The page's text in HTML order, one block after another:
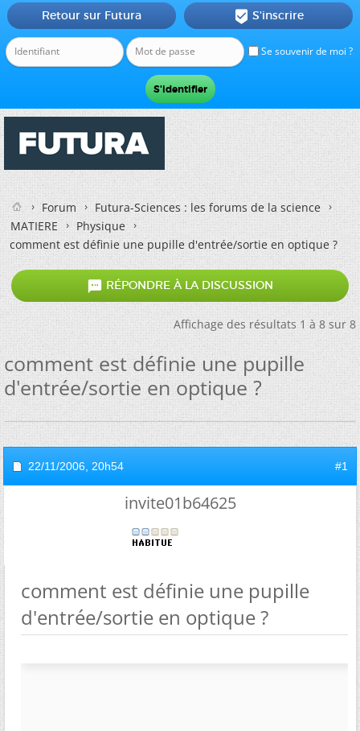
Se souvenir de moi ?
Retour sur Futura  S'inscrire
Forum
Futura-Sciences : les forums de la science
MATIERE
Physique
comment est définie une pupille d'entrée/sortie en optique ?
 RÉPONDRE À LA DISCUSSION
Affichage des résultats 1 à 8 sur 8
comment est définie une pupille
d'entrée/sortie en optique ?
22/11/2006, 20h54 #1
invite01b64625
comment est définie une pupille
d'entrée/sortie en optique ?